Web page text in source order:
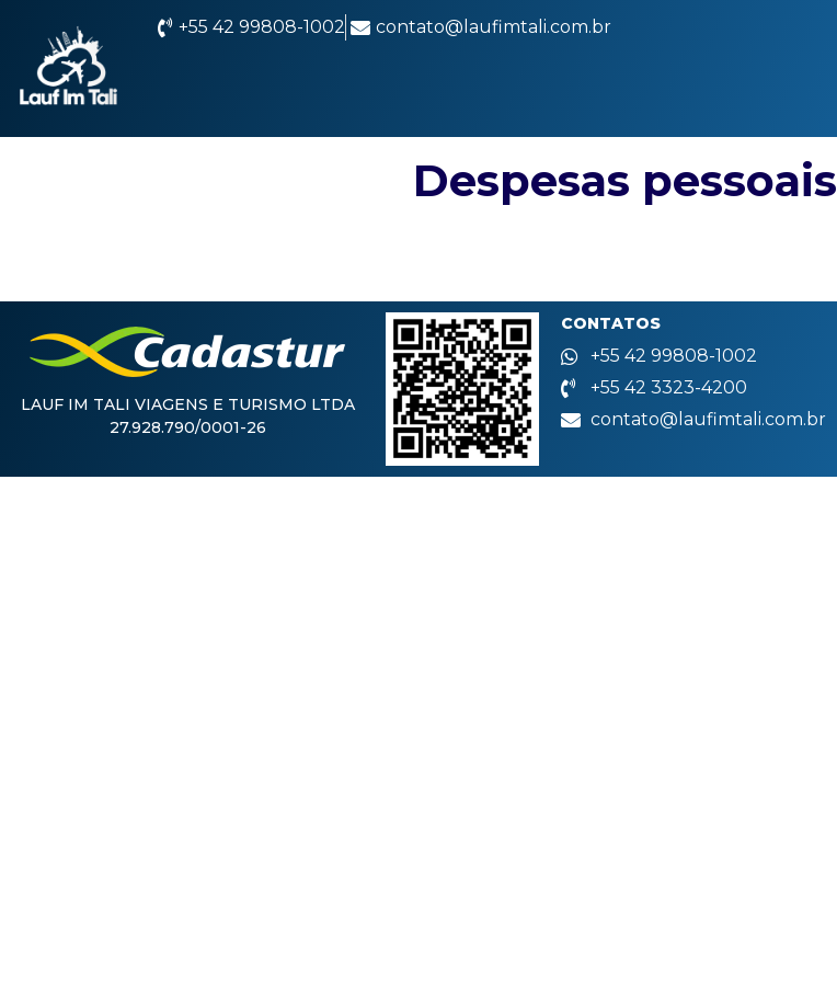
+55 42 99808-1002 contato@laufimtali.com.br
Despesas pessoais
LAUF IM TALI VIAGENS E TURISMO LTDA
27.928.790/0001-26
CONTATOS
+55 42 99808-1002
+55 42 3323-4200
contato@laufimtali.com.br